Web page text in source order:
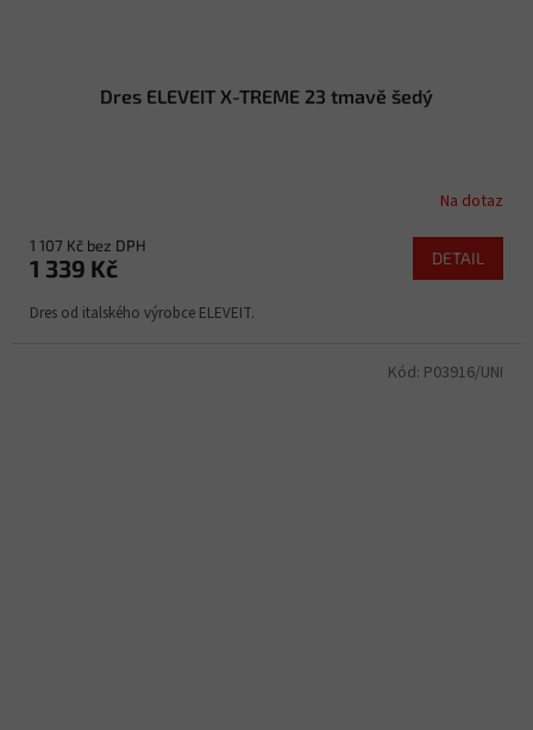
Dres ELEVEIT X-TREME 23 tmavě šedý
Na dotaz
1 107 Kč bez DPH
1 339 Kč DETAIL
Dres od italského výrobce ELEVEIT.
Kód: P03916/UNI